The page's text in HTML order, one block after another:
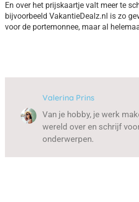
En over het prijskaartje valt meer te
bijvoorbeeld VakantieDealz.nl is zo
voor de portemonnee, maar al
Valerina Prins
Van je hobby, je werk
wereld over en schrijf
onderwerpen.